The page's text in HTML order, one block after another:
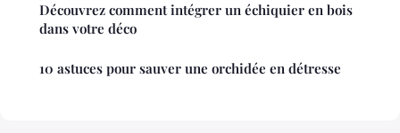
Découvrez comment intégrer un échiquier en bois
dans votre déco
10 astuces pour sauver une orchidée en détresse